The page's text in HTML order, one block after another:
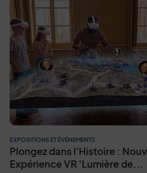
EXPOSITIONS ET ÉVÉNEMENTS
Plongez dans l'Histoire :
Expérience VR 'Lumière de...